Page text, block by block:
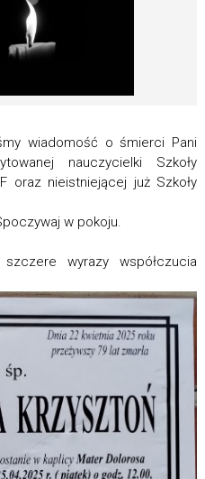
wiadomość o śmierci Pani
nauczycielki Szkoły
oraz nieistniejącej już Szkoły
w pokoju.
wyrazy współczucia